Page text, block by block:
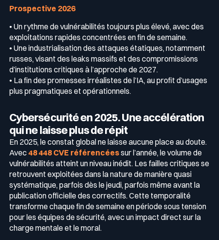
Guide menaces cyber
Votre programme de sécurité est excellent. Et il ne voit pas la
moitié de ce qui se passe.
Télécharger le guide
Prospective 2026
• Un rythme de vulnérabilités toujours plus élevé, avec des
exploitations rapides concentrées en fin de semaine.
• Une industrialisation des attaques étatiques, notamment
russes, visant des leaks massifs et des compromissions
d’institutions critiques à l’approche de 2027.
• La fin des promesses irréalistes de l’IA, au profit d’usages
plus pragmatiques et opérationnels.
Cybersécurité en 2025. Une accélération
qui ne laisse plus de répit
En 2025, le constat global ne laisse aucune place au doute.
Avec 48 448 CVE référencéessur l’année, le volume de
vulnérabilités atteint un niveau inédit. Les failles critiques se
retrouvent exploitées dans la nature de manière quasi
systématique, parfois dès le jeudi, parfois même avant la
publication officielle des correctifs. Cette temporalité
transforme chaque fin de semaine en période sous tension
pour les équipes de sécurité, avec un impact direct sur la
charge mentale et le moral.